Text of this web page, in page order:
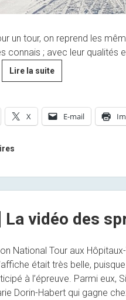
un tour, on reprend les
connais ; avec leur qualités
Lire la suite[By
Anaïs]
nous
voilà
X E-mail
La vidéo des
National Tour aux
était très belle,
à l’épreuve. Parmi eux,
Dorin-Habert qui gagne